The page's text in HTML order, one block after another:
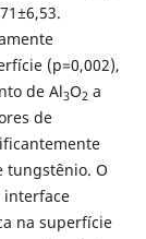
(p=0,002),
de Al3O2 a
de
tungstênio. O
interface
na superfície